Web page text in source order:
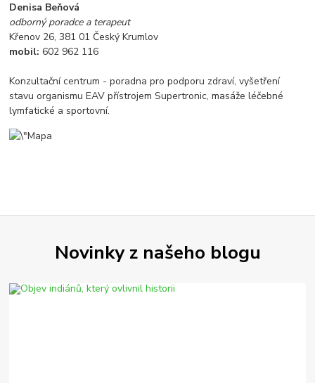
Denisa Beňová
odborný poradce a terapeut
Křenov 26, 381 01 Český Krumlov
mobil:602 962 116
Konzultační centrum - poradna pro podporu zdraví, vyšetření
stavu organismu EAV přístrojem Supertronic, masáže léčebné
lymfatické a sportovní.
Novinky z našeho blogu